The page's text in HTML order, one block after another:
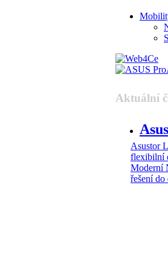
Aktuální
Asustor
flexibilní
Moderní
řešení do